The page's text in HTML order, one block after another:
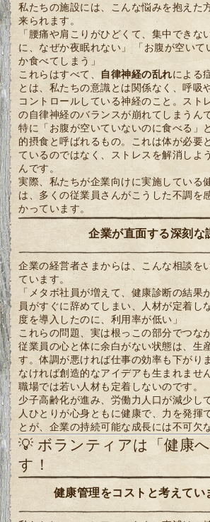
私たちの施設には、こんな悩みを抱えた
来られます。
「腰痛や肩こりがひどくて、集中できな
に、なぜか夜眠れない」 「お腹が空いて
か食べてしまう」
これらはすべて、
自律神経の乱れによる
とは、私たちの意識とは関係なく、呼吸
コントロールしている神経のこと。スト
の自律神経のバランスが崩れてしまうん
特に「お腹が空いていないのに食べる」
的摂食と呼ばれるもの。これは体が必要
ているのではなく、ストレスを解消しよ
んです。
実際、私たちが企業向けに実施している
は、多くの従業員さんがこうした不調を
かっています。
企業が直面する深刻な
企業の経営者さまからは、こんな相談を
ています。
「メタボ社員が増えて、健康診断の結果
員がすぐに辞めてしまい、人材が定着し
度を導入したのに、利用率が低い」
これらの問題、実は根っこの部分でつな
従業員の心と体に余白がない状態は、生
す。体調が悪ければ仕事の効率も下がり
なければ創造的なアイデアも生まれませ
職場では若い人材も定着しないのです。
少子高齢化が進み、労働力人口が減少し
人ひとりが心身ともに健康で、力を発揮
とが、企業の持続可能な成長には不可欠
💡 ボランティアは「健康
す！
健康管理をコストと考えてい